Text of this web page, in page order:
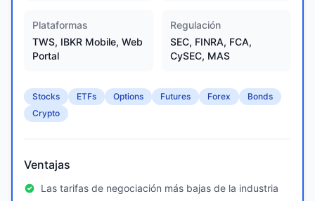
Plataformas
TWS, IBKR Mobile, Web
Portal
Regulación
SEC, FINRA, FCA,
CySEC, MAS
Stocks ETFs Options Futures Forex
Bonds
Crypto
Ventajas
Las tarifas de negociación más bajas de la industria